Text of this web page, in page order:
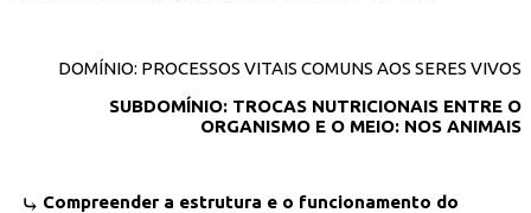
DOMÍNIO: PROCESSOS VITAIS COMUNS AOS SERES VIVOS
SUBDOMÍNIO: TROCAS NUTRICIONAIS ENTRE O
ORGANISMO E O MEIO: NOS ANIMAIS
Compreender a estrutura e o funcionamento do